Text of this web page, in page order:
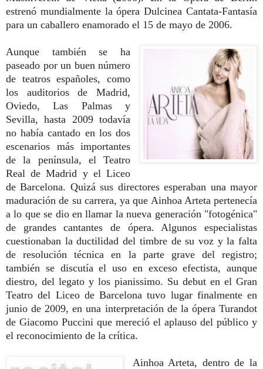
estrenó mundialmente la ópera Dulcinea Cantata-Fantasía
para un caballero enamorado el 15 de mayo de 2006.
Aunque también se ha
paseado por un buen número
de teatros españoles, como
los auditorios de Madrid,
Oviedo, Las Palmas y
Sevilla, hasta 2009 todavía
no había cantado en los dos
escenarios más importantes
de la península, el Teatro
Real de Madrid y el Liceo
de Barcelona. Quizá sus directores esperaban una mayor
maduración de su carrera, ya que Ainhoa Arteta pertenecía
a lo que se dio en llamar la nueva generación "fotogénica"
de grandes cantantes de ópera. Algunos especialistas
cuestionaban la ductilidad del timbre de su voz y la falta
de resolución técnica en la parte grave del registro;
también se discutía el uso en exceso efectista, aunque
diestro, del legato y los pianissimo. Su debut en el Gran
Teatro del Liceo de Barcelona tuvo lugar finalmente en
junio de 2009, en una interpretación de la ópera Turandot
de Giacomo Puccini que mereció el aplauso del público y
el reconocimiento de la crítica.
Ainhoa Arteta, dentro de la